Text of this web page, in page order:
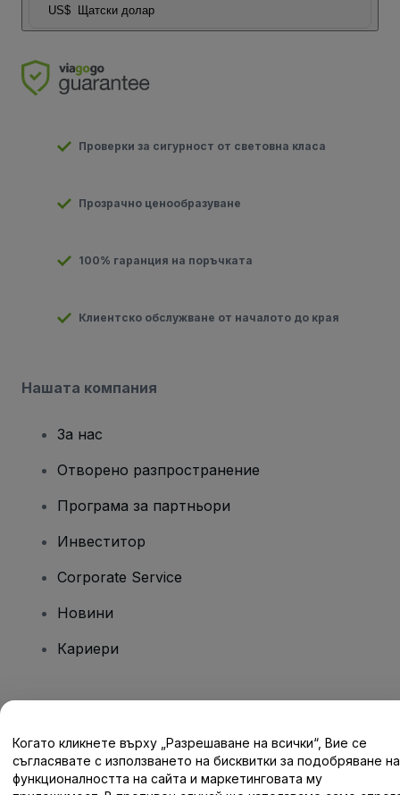
US$ Щатски долар
Проверки за сигурност от световна класа
Прозрачно ценообразуване
100% гаранция на поръчката
Клиентско обслужване от началото до края
Нашата компания
За нас
Отворено разпространение
Програма за партньори
Инвеститор
Corporate Service
Новини
Кариери
Помощен център / Свържете се с нас
Когато кликнете върху „Разрешаване на всички“, Вие се
съгласявате с използването на бисквитки за подобряване на
функционалността на сайта и маркетинговата му